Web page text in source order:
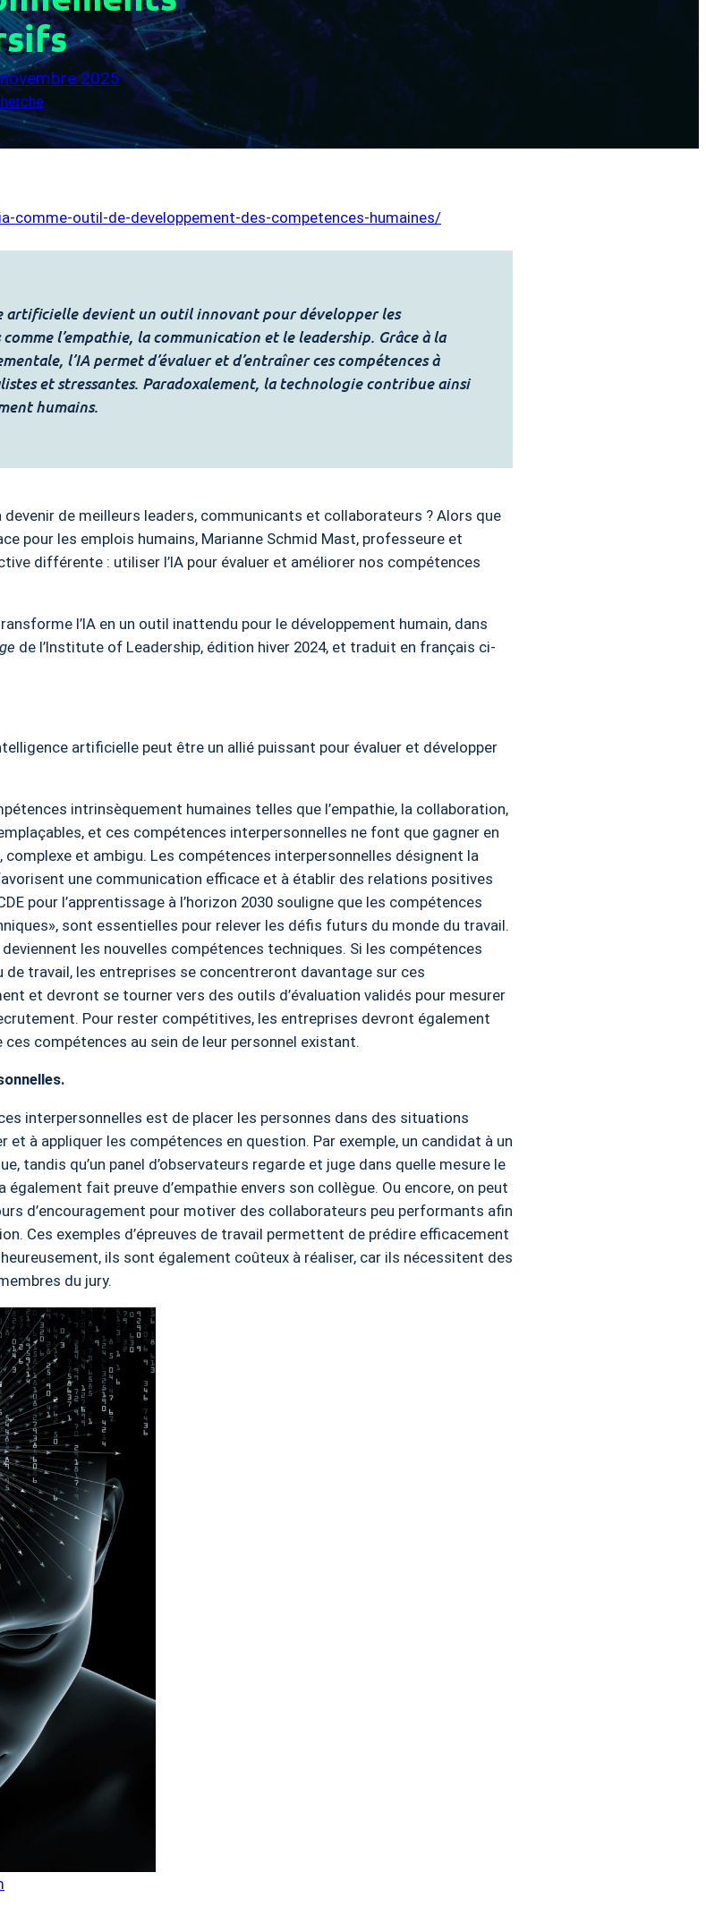
2025
comme-outil-de-developpement-des-competences-humaines/
artificielle devient un outil innovant pour développer les
l’empathie, la communication et le leadership. Grâce à la
l’IA permet d’évaluer et d’entraîner ces compétences à
et stressantes. Paradoxalement, la technologie contribue ainsi
humains.
de meilleurs leaders, communicants et collaborateurs ? Alors que
pour les emplois humains, Marianne Schmid Mast, professeure et
différente : utiliser l’IA pour évaluer et améliorer nos compétences
l’IA en un outil inattendu pour le développement humain, dans
de l’Institute of Leadership, édition hiver 2024, et traduit en français ci-
artificielle peut être un allié puissant pour évaluer et développer
intrinsèquement humaines telles que l’empathie, la collaboration,
et ces compétences interpersonnelles ne font que gagner en
et ambigu. Les compétences interpersonnelles désignent la
une communication efficace et à établir des relations positives
pour l’apprentissage à l’horizon 2030 souligne que les compétences
sont essentielles pour relever les défis futurs du monde du travail.
deviennent les nouvelles compétences techniques. Si les compétences
travail, les entreprises se concentreront davantage sur ces
et devront se tourner vers des outils d’évaluation validés pour mesurer
Pour rester compétitives, les entreprises devront également
compétences au sein de leur personnel existant.
interpersonnelles est de placer les personnes dans des situations
à appliquer les compétences en question. Par exemple, un candidat à un
tandis qu’un panel d’observateurs regarde et juge dans quelle mesure le
fait preuve d’empathie envers son collègue. Ou encore, on peut
d’encouragement pour motiver des collaborateurs peu performants afin
Ces exemples d’épreuves de travail permettent de prédire efficacement
ils sont également coûteux à réaliser, car ils nécessitent des
du jury.